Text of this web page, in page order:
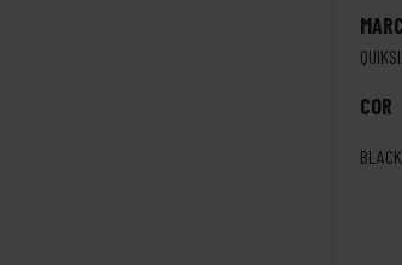
COR
BLACK